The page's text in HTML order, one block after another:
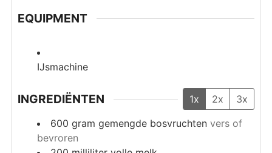
EQUIPMENT
IJsmachine
INGREDIËNTEN 1x 2x
3x
600 gram gemengde bosvruchten vers of
bevroren